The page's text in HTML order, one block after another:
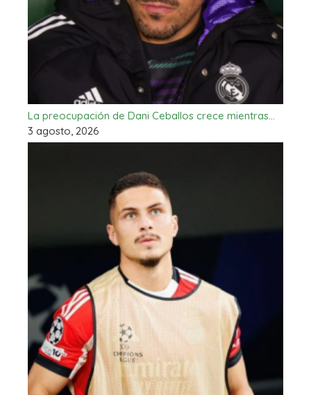
La preocupación de Dani Ceballos crece mientras…
3 agosto, 2026